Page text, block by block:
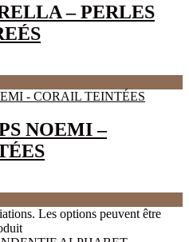
– PERLES
NOEMI –
Les options peuvent être